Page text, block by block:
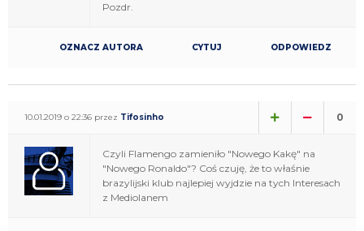
Pozdr.
OZNACZ AUTORA CYTUJ ODPOWIEDZ
10.01.2019 o 22:36 przez Tifosinho 0
Czyli Flamengo zamieniło "Nowego Kakę" na
"Nowego Ronaldo"? Coś czuję, że to właśnie
brazylijski klub najlepiej wyjdzie na tych Interesach
z Mediolanem